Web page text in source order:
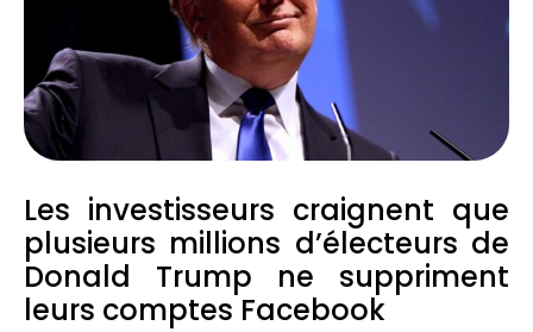
Les investisseurs craignent que
plusieurs millions d’électeurs de
Donald Trump ne suppriment
leurs comptes Facebook